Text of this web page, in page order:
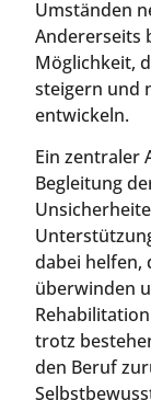
Umständen
Andererseits
Möglichkeit,
steigern und
entwickeln.
Ein zentraler
Begleitung
dabei helfen,
überwinden
trotz
den Beruf